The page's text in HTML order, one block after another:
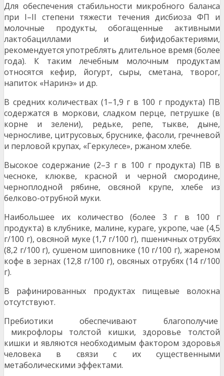
Для обеспечения cтабильности микробного баланса
при I–II степени тяжести течения дисбиоза ФП и
молочные продукты, обогащенные активными
лактобациллами и бифидобактериями,
рекомендуется употреблять длительное время (более
года). К таким лечебным молочным продуктам
относятся кефир, йогурт, сыры, сметана, творог,
напиток «Наринэ» и др.
В средних количествах (1–1,9 г в 100 г продукта) ПВ
содержатся в моркови, сладком перце, петрушке (в
корне и зелени), редьке, репе, тыкве, дыне,
черносливе, цитрусовых, бруснике, фасоли, гречневой
и перловой крупах, «Геркулесе», ржаном хлебе.
Высокое содержание (2–3 г в 100 г продукта) ПВ в
чесноке, клюкве, красной и черной смородине,
черноплодной рябине, овсяной крупе, хлебе из
белково-отрубной муки.
Наибольшее их количество (более 3 г в 100 г
продукта) в клубнике, малине, кураге, укропе, чае (4,5
г/100 г), овсяной муке (1,7 г/100 г), пшеничных отрубях
(8,2 г/100 г), сушеном шиповнике (10 г/100 г), жареном
кофе в зернах (12,8 г/100 г), овсяных отрубях (14 г/100
г).
В рафинированных продуктах пищевые волокна
отсутствуют.
Пребиотики обеспечивают благополучие
микрофлоры толстой кишки, здоровье толстой
кишки и являются необходимым фактором здоровья
человека в связи с их существенными
метаболическими эффектами.